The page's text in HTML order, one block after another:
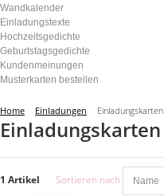
Wandkalender
Einladungstexte
Hochzeitsgedichte
Geburtstagsgedichte
Kundenmeinungen
Musterkarten bestellen
Home Einladungen Einladungskarten
Einladungskarten
1 Artikel Sortieren nach